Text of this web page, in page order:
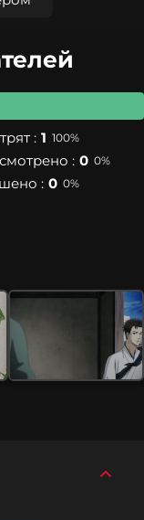
: 1 100%
: 0 0%
: 0 0%